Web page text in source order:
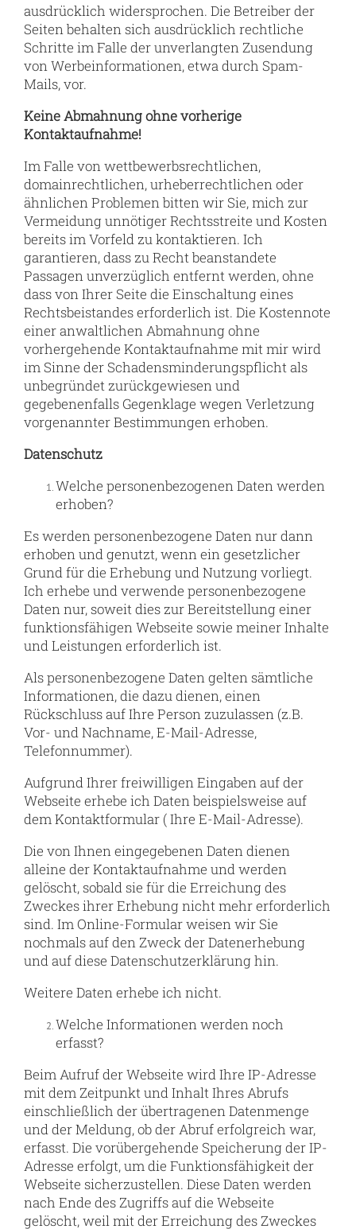
ausdrücklich widersprochen. Die Betreiber der
Seiten behalten sich ausdrücklich rechtliche
Schritte im Falle der unverlangten Zusendung
von Werbeinformationen, etwa durch Spam-
Mails, vor.
Keine Abmahnung ohne vorherige
Kontaktaufnahme!
Im Falle von wettbewerbsrechtlichen,
domainrechtlichen, urheberrechtlichen oder
ähnlichen Problemen bitten wir Sie, mich zur
Vermeidung unnötiger Rechtsstreite und Kosten
bereits im Vorfeld zu kontaktieren. Ich
garantieren, dass zu Recht beanstandete
Passagen unverzüglich entfernt werden, ohne
dass von Ihrer Seite die Einschaltung eines
Rechtsbeistandes erforderlich ist. Die Kostennote
einer anwaltlichen Abmahnung ohne
vorhergehende Kontaktaufnahme mit mir wird
im Sinne der Schadensminderungspflicht als
unbegründet zurückgewiesen und
gegebenenfalls Gegenklage wegen Verletzung
vorgenannter Bestimmungen erhoben.
Datenschutz
Welche personenbezogenen Daten werden
erhoben?
Es werden personenbezogene Daten nur dann
erhoben und genutzt, wenn ein gesetzlicher
Grund für die Erhebung und Nutzung vorliegt.
Ich erhebe und verwende personenbezogene
Daten nur, soweit dies zur Bereitstellung einer
funktionsfähigen Webseite sowie meiner Inhalte
und Leistungen erforderlich ist.
Als personenbezogene Daten gelten sämtliche
Informationen, die dazu dienen, einen
Rückschluss auf Ihre Person zuzulassen (z.B.
Vor- und Nachname, E-Mail-Adresse,
Telefonnummer).
Aufgrund Ihrer freiwilligen Eingaben auf der
Webseite erhebe ich Daten beispielsweise auf
dem Kontaktformular ( Ihre E-Mail-Adresse).
Die von Ihnen eingegebenen Daten dienen
alleine der Kontaktaufnahme und werden
gelöscht, sobald sie für die Erreichung des
Zweckes ihrer Erhebung nicht mehr erforderlich
sind. Im Online-Formular weisen wir Sie
nochmals auf den Zweck der Datenerhebung
und auf diese Datenschutzerklärung hin.
Weitere Daten erhebe ich nicht.
Welche Informationen werden noch
erfasst?
Beim Aufruf der Webseite wird Ihre IP-Adresse
mit dem Zeitpunkt und Inhalt Ihres Abrufs
einschließlich der übertragenen Datenmenge
und der Meldung, ob der Abruf erfolgreich war,
erfasst. Die vorübergehende Speicherung der IP-
Adresse erfolgt, um die Funktionsfähigkeit der
Webseite sicherzustellen. Diese Daten werden
nach Ende des Zugriffs auf die Webseite
gelöscht, weil mit der Erreichung des Zweckes